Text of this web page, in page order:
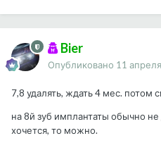
Bier
Опубликовано 11
7,8 удалять, ждать 4 мес. потом
на 8й зуб имплантаты обычно
хочется, то можно.